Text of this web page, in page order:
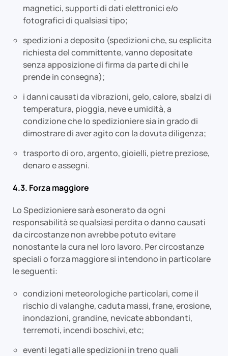
magnetici, supporti di dati elettronici e/o
fotografici di qualsiasi tipo;
spedizioni a deposito (spedizioni che, su esplicita
richiesta del committente, vanno depositate
senza apposizione di firma da parte di chi le
prende in consegna);
i danni causati da vibrazioni, gelo, calore, sbalzi di
temperatura, pioggia, neve e umidità, a
condizione che lo spedizioniere sia in grado di
dimostrare di aver agito con la dovuta diligenza;
trasporto di oro, argento, gioielli, pietre preziose,
denaro e assegni.
4.3. Forza maggiore
Lo Spedizioniere sarà esonerato da ogni
responsabilità se qualsiasi perdita o danno causati
da circostanze non avrebbe potuto evitare
nonostante la cura nel loro lavoro. Per circostanze
speciali o forza maggiore si intendono in particolare
le seguenti:
condizioni meteorologiche particolari, come il
rischio di valanghe, caduta massi, frane, erosione,
inondazioni, grandine, nevicate abbondanti,
terremoti, incendi boschivi, etc;
eventi legati alle spedizioni in treno quali